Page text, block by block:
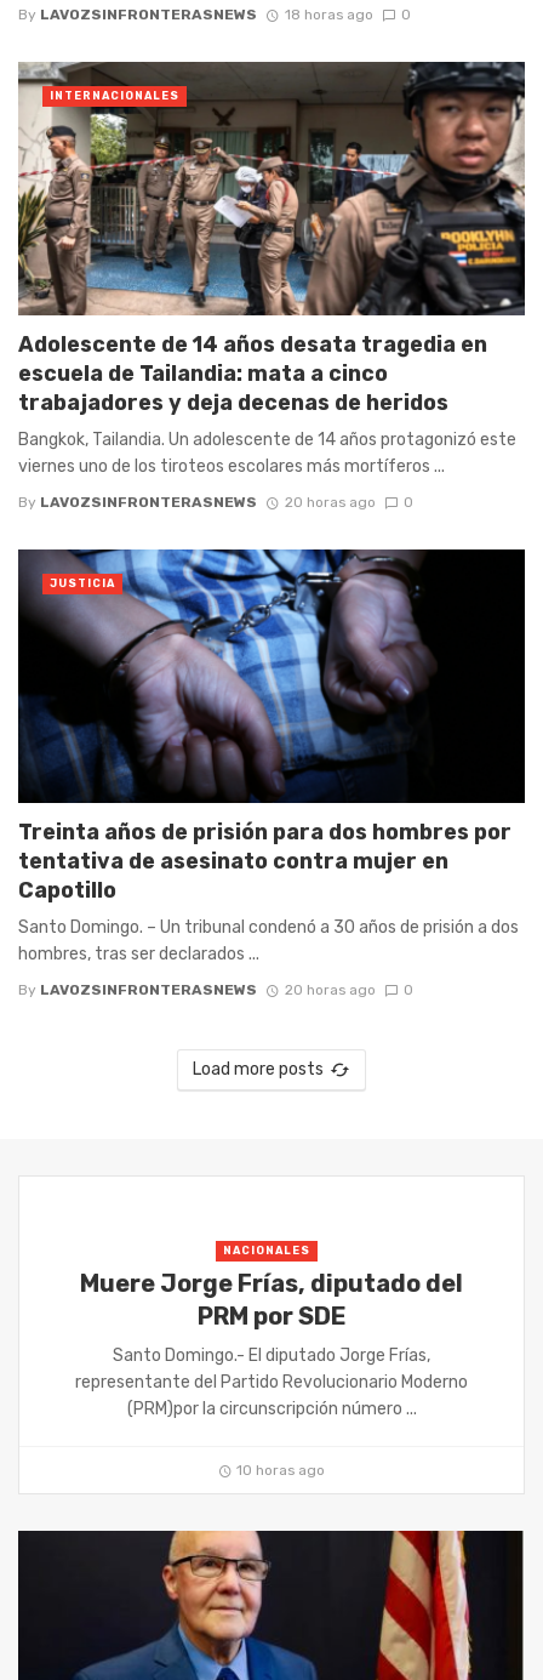
By LAVOZSINFRONTERASNEWS 18 horas ago 0
Adolescente de 14 años desata tragedia en
escuela de Tailandia: mata a cinco
trabajadores y deja decenas de heridos
Bangkok, Tailandia. Un adolescente de 14 años protagonizó este
viernes uno de los tiroteos escolares más mortíferos ...
By LAVOZSINFRONTERASNEWS 20 horas ago 0
INTERNACIONALES
Treinta años de prisión para dos hombres por
tentativa de asesinato contra mujer en
Capotillo
Santo Domingo. – Un tribunal condenó a 30 años de prisión a dos
hombres, tras ser declarados ...
By LAVOZSINFRONTERASNEWS 20 horas ago 0
JUSTICIA
Load more posts
NACIONALES
Muere Jorge Frías, diputado del
PRM por SDE
Santo Domingo.- El diputado Jorge Frías,
representante del Partido Revolucionario Moderno
(PRM)por la circunscripción número ...
10 horas ago